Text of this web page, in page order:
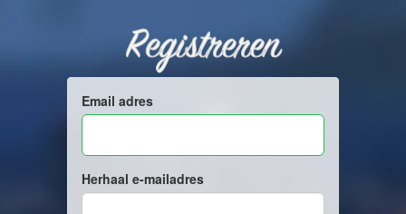
Registreren
Email adres
Herhaal e-mailadres